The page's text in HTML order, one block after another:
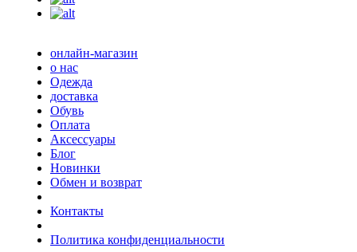
онлайн-магазин
о нас
Одежда
доставка
Обувь
Оплата
Аксессуары
Блог
Новинки
Обмен и возврат
Контакты
Политика конфиденциальности